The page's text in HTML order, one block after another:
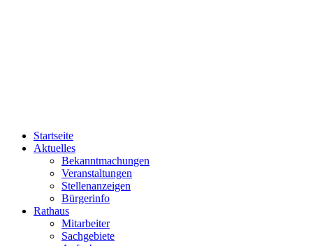
Startseite
Aktuelles
Bekanntmachungen
Veranstaltungen
Stellenanzeigen
Bürgerinfo
Rathaus
Mitarbeiter
Sachgebiete